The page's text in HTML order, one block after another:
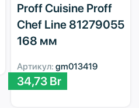
Proff Cuisine Proff
Chef Line 81279055
168 мм
Артикул: gm013419
34,73 Br